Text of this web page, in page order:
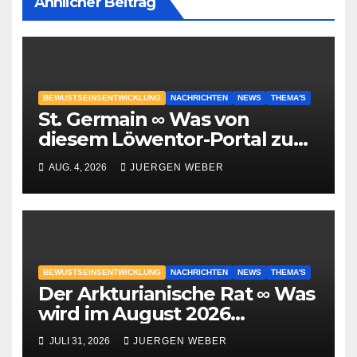
BEWUSTSEINSENTWICKLUNG NACHRICHTEN NEWS THEMA'S
St. Germain ∞ Was von
diesem Löwentor-Portal zu
erwarten ist
AUG. 4, 2026 JUERGEN WEBER
BEWUSTSEINSENTWICKLUNG NACHRICHTEN NEWS THEMA'S
Der Arkturianische Rat ∞ Was
wird im August 2026
geschehen?
JULI 31, 2026 JUERGEN WEBER